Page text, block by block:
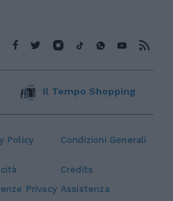
Policy Condizioni Generali
Credits
Privacy Assistenza
Il Tempo Shopping